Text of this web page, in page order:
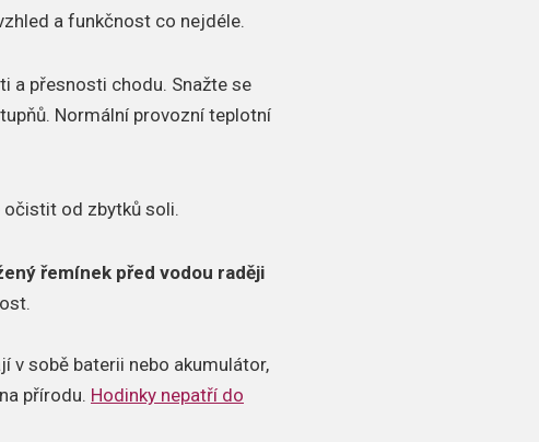
a funkčnost co nejdéle.
a přesnosti chodu. Snažte se
Normální provozní teplotní
očistit od zbytků soli.
řemínek před vodou raději
v sobě baterii nebo akumulátor,
přírodu. Hodinky nepatří do